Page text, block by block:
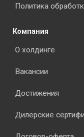
Политика
Компания
О холдинге
Вакансии
Достижения
Дилерские